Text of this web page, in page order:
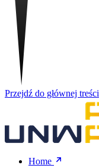
Przejdź do głównej treści
Home